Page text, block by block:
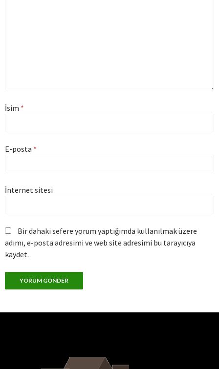
İsim *
E-posta *
İnternet sitesi
Bir dahaki sefere yorum yaptığımda kullanılmak üzere
adımı, e-posta adresimi ve web site adresimi bu tarayıcıya
kaydet.